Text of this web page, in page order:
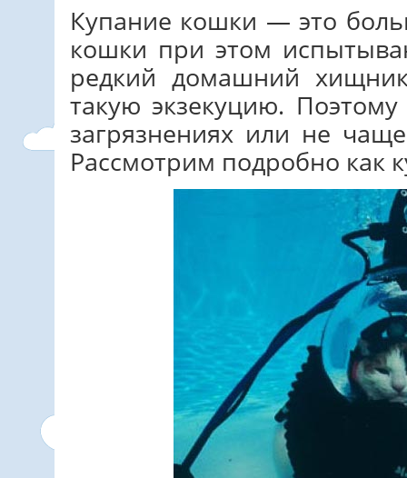
Купание кошки — это
кошки при этом
редкий домашний
такую экзекуцию.
загрязнениях или не
Рассмотрим подробно как